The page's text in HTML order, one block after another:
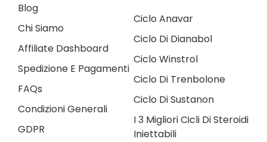
Blog
Chi Siamo
Affiliate Dashboard
Spedizione E Pagamenti
FAQs
Condizioni Generali
GDPR
Ciclo Anavar
Ciclo Di Dianabol
Ciclo Winstrol
Ciclo Di Trenbolone
Ciclo Di Sustanon
I 3 Migliori Cicli Di Steroidi
Iniettabili